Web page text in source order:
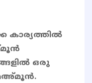
കാര്യത്തിൽ
ഒരു